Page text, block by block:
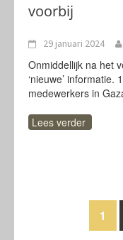
voorbij
29 januari 2024
Onmiddellijk na het
‘nieuwe’ informatie.
medewerkers in
Lees verder
Berichten
1